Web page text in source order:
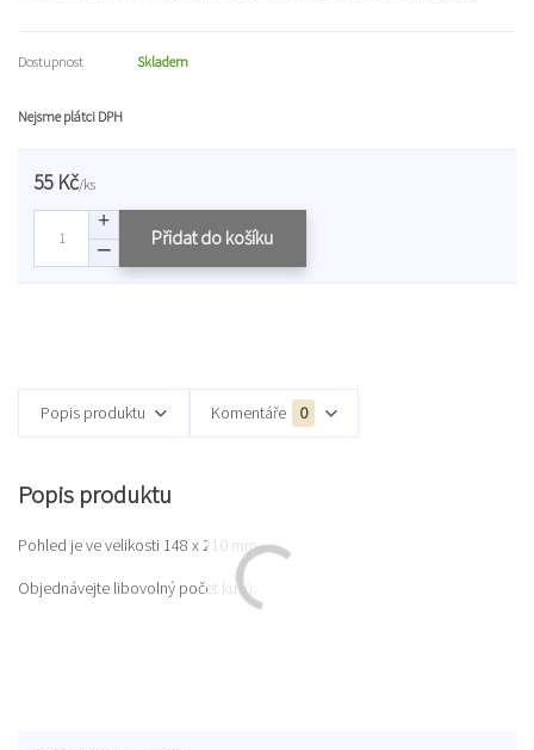
Dostupnost Skladem
Nejsme plátci DPH
55 Kč/ks
Přidat do košíku
Popis produktu Komentáře 0
Popis produktu
Pohled je ve velikosti 148 x 210 mm.
Objednávejte libovolný počet kusů.